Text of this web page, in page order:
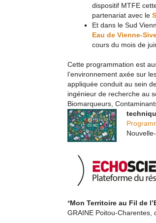
dispositif MTFE
partenariat avec le
Et dans le Sud
Eau de Vienne-
cours du mois de
Cette programmation est
l’environnement axée sur
appliquée conduit au sein de
ingénieur de recherche au
Biomarqueurs,
*Mon Territoire au Fil de
GRAINE Poitou-Charentes,